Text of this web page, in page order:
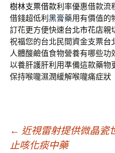
樹林支票借款利率優惠借款流
借錢超低利 黑膏藥用有價值的
訂花更方便快速台北市花店親
祝福您的台北民間資金支票台
人體酸鹼值食物營養有哪些功
以養肝護肝利用準備這款藥物
保持喉嚨濕潤緩解喉嚨痛症狀
文
← 近視雷射提供微晶瓷
止咳化痰中藥